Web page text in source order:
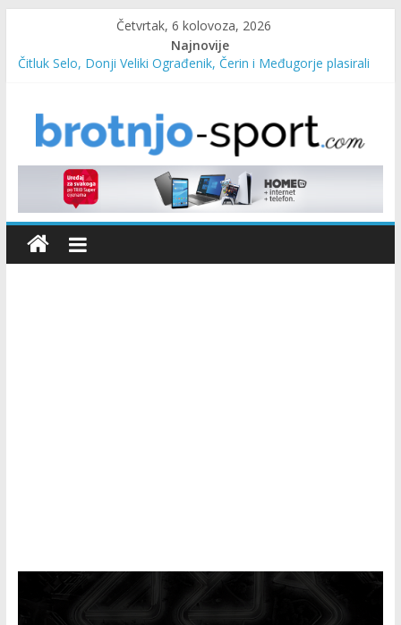
Četvrtak, 6 kolovoza, 2026
Najnovije
Čitluk Selo, Donji Veliki Ograđenik, Čerin i Međugorje plasirali
Marin Čilić napredovao na ATP ljestvici
Poznati polufinalisti MNL MZ općine Čitluk – Brotnjo 2026.
Predsjednica Vlade Marija Buhač, ministar Ivo Bevanda i
načelnik Marin Radišić čestitali organizatoricama na realizaciji
sportsko edukativnog kampa “Izlazi vani”